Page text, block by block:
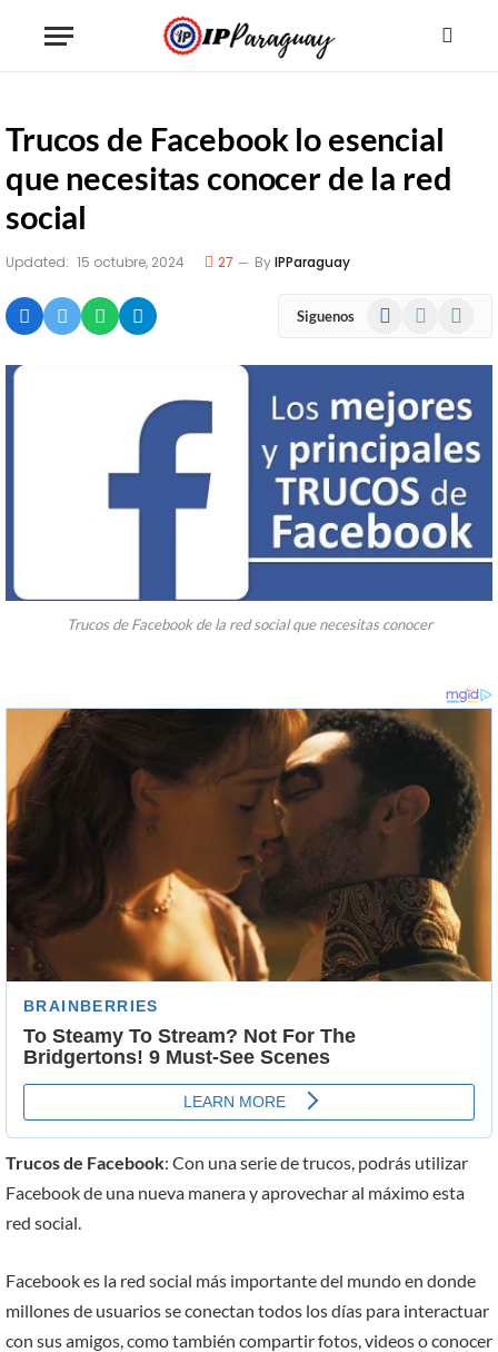
Trucos de Facebook lo esencial
que necesitas conocer de la red
social
Updated: 15 octubre, 2024 27 ByIPParaguay
Siguenos Facebook
Trucos de Facebook de la red social que necesitas conocer
Trucos de Facebook: Con una serie de trucos, podrás utilizar
Facebook de una nueva manera y aprovechar al máximo esta
red social.
Facebook es la red social más importante del mundo en donde
millones de usuarios se conectan todos los días para interactuar
con sus amigos, como también compartir fotos, videos o conocer